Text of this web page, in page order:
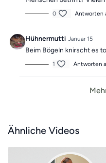
0 Antworten
Hühnermutti Januar 15
Beim Bögeln knirscht es
1 Antworten
Ähnliche Videos